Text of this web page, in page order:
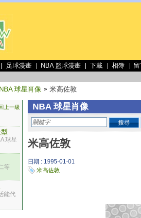
足球漫畫 NBA 籃球漫畫 下載 相簿
NBA 球星肖像 > 米高佐敦
上一級
球星
等
能代
NBA 球星肖像
搜尋
米高佐敦
日期 : 1995-01-01
米高佐敦